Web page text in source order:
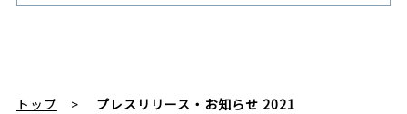
トップ プレスリリース・お知らせ 2021